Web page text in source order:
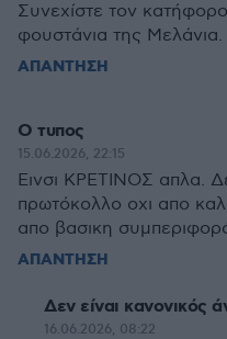
Συνεχίστε τον
φουστάνια της Μελάνια.
ΑΠΑΝΤΗΣΗ
Ο τυπος
15.06.2026, 22:15
Εινσι ΚΡΕΤΙΝΟΣ απλα.
πρωτόκολλο οχι απο
απο βασικη
ΑΠΑΝΤΗΣΗ
Δεν είναι κανονικός
16.06.2026, 08:22